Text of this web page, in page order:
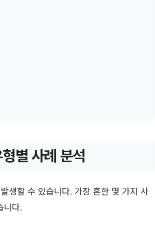
별 사례 분석
생할 수 있습니다. 가장 흔한 몇 가지 사
니다.